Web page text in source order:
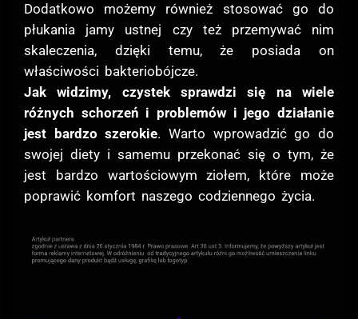
Dodatkowo możemy również stosować go do
płukania jamy ustnej czy też przemywać nim
skaleczenia, dzięki temu, że posiada on
właściwości bakteriobójcze.
Jak widzimy, czystek sprawdzi się na wiele
różnych schorzeń i problemów i jego działanie
jest bardzo szerokie. Warto wprowadzić go do
swojej diety i samemu przekonać się o tym, że
jest bardzo wartościowym ziołem, które może
poprawić komfort naszego codziennego życia.